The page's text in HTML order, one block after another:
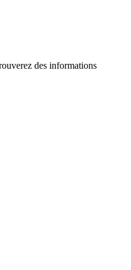
des informations